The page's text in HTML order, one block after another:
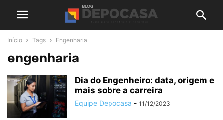
Início Tags Engenharia
engenharia
Dia do Engenheiro: data, origem e
mais sobre a carreira
Equipe Depocasa - 11/12/2023